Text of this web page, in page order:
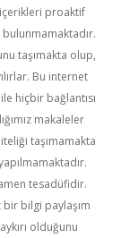
proaktif
taşımakta olup,
Bu internet
hiçbir bağlantısı
makaleler
taşımamakta
tesadüfidir.
bir bilgi paylaşım
olduğunu